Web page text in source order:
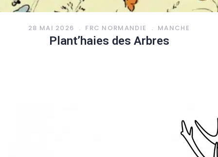
28 MAI 2026 . FRC NORMANDIE . MANCHE
Plant’haies des Arbres